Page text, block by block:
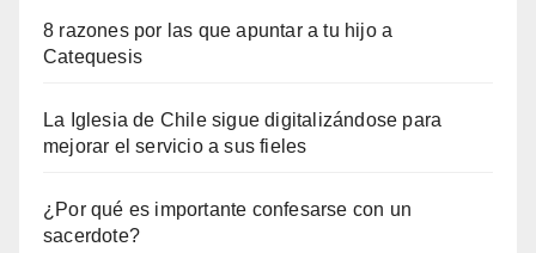
8 razones por las que apuntar a tu hijo a
Catequesis
La Iglesia de Chile sigue digitalizándose para
mejorar el servicio a sus fieles
¿Por qué es importante confesarse con un
sacerdote?